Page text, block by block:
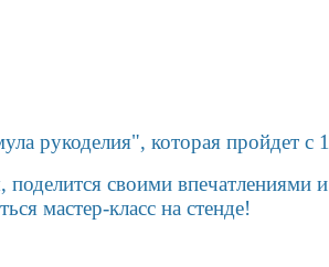
рукоделия", которая
своими впечатлениями
мастер-класс на стенде!